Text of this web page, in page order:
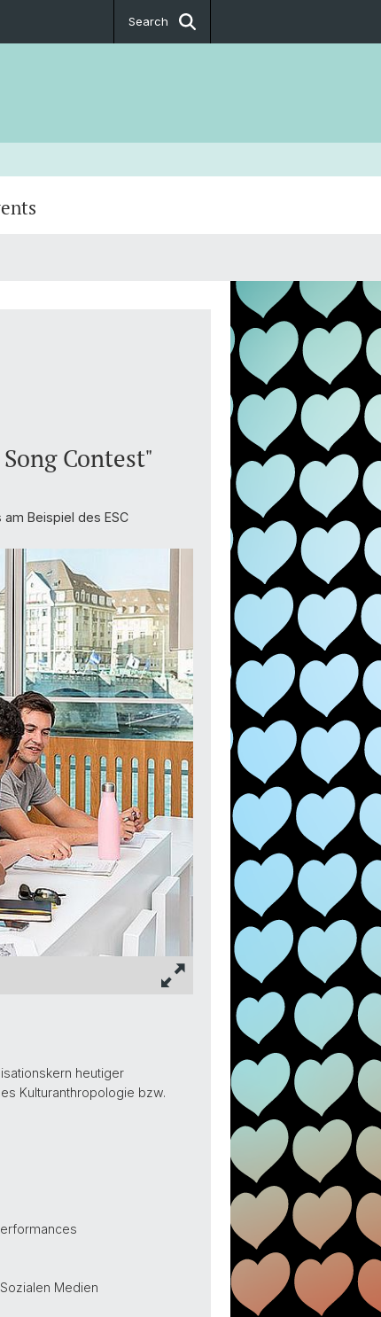
Search
Contest"
Beispiel des ESC
heutiger
Kulturanthropologie bzw.
Medien